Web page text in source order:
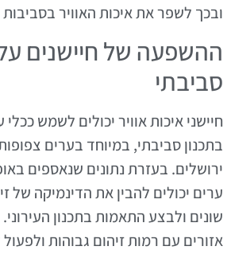
ובכך לשפר את איכות האוויר בסביבות
ההשפעה של חיישנים על
סביבתי
חיישני איכות אוויר יכולים לשמש
בתכנון סביבתי, במיוחד בערים
ירושלים. בעזרת נתונים שנאספים
ערים יכולים להבין את הדינמיקה של
שונים ולבצע התאמות בתכנון
אזורים עם רמות זיהום גבוהות